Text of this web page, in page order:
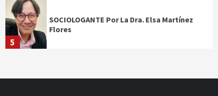
5
SOCIOLOGANTE Por La Dra. Elsa Martínez
Flores